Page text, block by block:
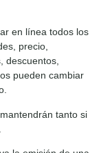
en línea todos los
precio,
descuentos,
pueden cambiar
tanto si